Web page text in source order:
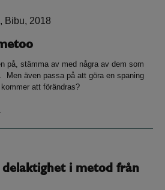
på, stämma av med några av dem som
Men även passa på att göra en spaning
att förändras?
delaktighet i metod från